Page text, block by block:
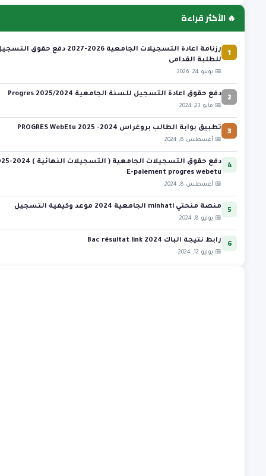
🔥 الأكثر قراءة
1
رزنامة اعادة التسجيلات الجامعية 2026-2027 دفع حقوق
للطلبة القدامى
📅 يونيو 24, 2026
2 دفع حقوق اعادة التسجيل للسنة الجامعية 2025/2024 Progres
📅 مايو 23, 2024
3 تطبيق بوابة الطالب بروغراس 2024- 2025 PROGRES WebEtu
📅 أغسطس 8, 2024
4
دفع حقوق التسجيلات الجامعية
E-paiement progres webetu
📅 أغسطس 8, 2024
5 منصة منحتي minhati الجامعية 2024 موعد وكيفية التسجيل
📅 يوليو 8, 2024
6 رابط نتيجة الباك 2024 Bac résultat link
📅 يوليو 12, 2024